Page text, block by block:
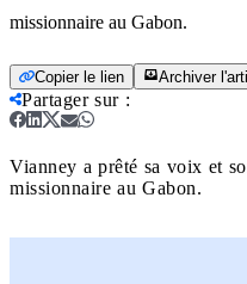
missionnaire au Gabon.
Copier le lien Archiver
Partager sur:
Vianney a prêté sa voix et
missionnaire au Gabon.